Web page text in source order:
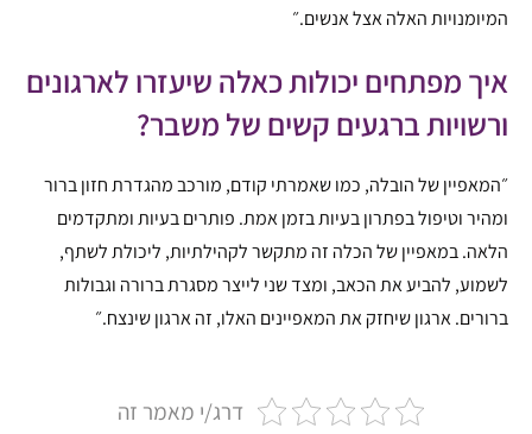
המיומנויות האלה אצל אנשים.״
איך מפתחים יכולות כאלה שיעזרו לארגונים
ורשויות ברגעים קשים של משבר?
״המאפיין של הובלה, כמו שאמרתי קודם, מורכב מהגדרת חזון ברור
ומהיר וטיפול בפתרון בעיות בזמן אמת. פותרים בעיות ומתקדמים
הלאה. במאפיין של הכלה זה מתקשר לקהילתיות, ליכולת לשתף,
לשמוע, להביע את הכאב, ומצד שני לייצר מסגרת ברורה וגבולות
ברורים. ארגון שיחזק את המאפיינים האלו, זה ארגון שינצח.״
דרג/י מאמר זה